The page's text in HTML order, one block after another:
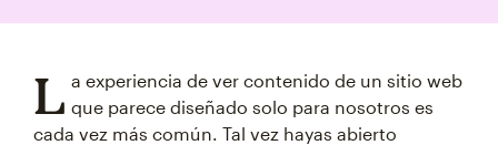
L a experiencia de ver contenido de un sitio web
que parece diseñado solo para nosotros es
cada vez más común. Tal vez hayas abierto